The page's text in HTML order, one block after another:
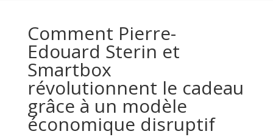
Comment Pierre-
Edouard Sterin et
Smartbox
révolutionnent le cadeau
grâce à un modèle
économique disruptif